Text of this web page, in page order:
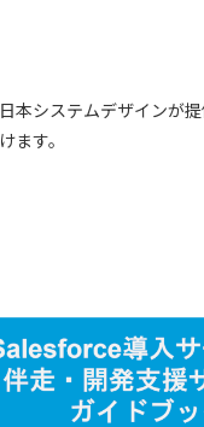
日本システムデザインが
けます。